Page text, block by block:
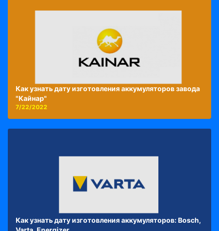
Как узнать дату изготовления аккумуляторов завода
"Кайнар"
7/22/2022
Как узнать дату изготовления аккумуляторов: Bosch,